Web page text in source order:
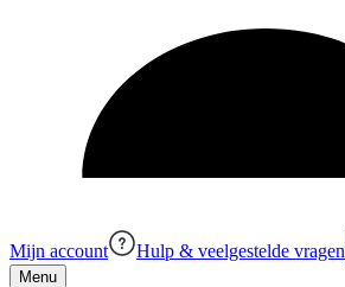
Mijn account Hulp & veelgestelde vragen
Menu